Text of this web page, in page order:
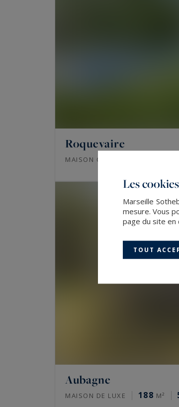
Roquevaire
MAISON CONTEMPORAINE
Aubagne
MAISON DE LUXE 188 M²
Les
Marseille
mesure. Vous
page du site en
TOUT